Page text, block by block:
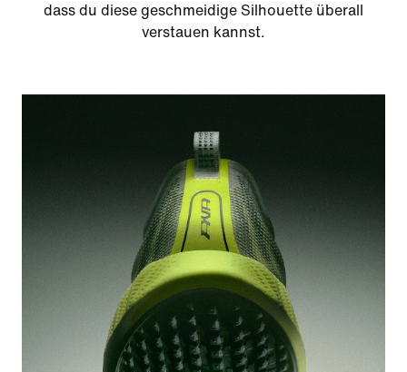
dass du diese geschmeidige Silhouette überall
verstauen kannst.